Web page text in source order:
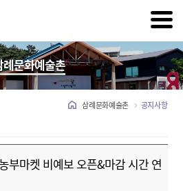
례문화예술촌
삼례문화예술촌 공지사항
부마켓 비예보 오픈&마감 시간 연